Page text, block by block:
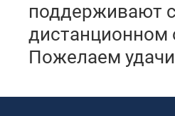
поддерживают
дистанционном
Пожелаем